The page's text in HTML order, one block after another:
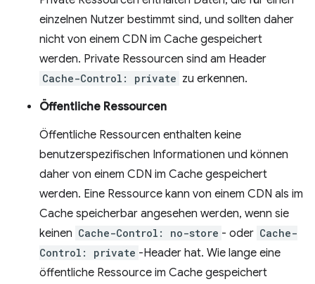
einzelnen Nutzer bestimmt sind, und sollten daher
nicht von einem CDN im Cache gespeichert
werden. Private Ressourcen sind am Header
Cache-Control: private zu erkennen.
Öffentliche Ressourcen
Öffentliche Ressourcen enthalten keine
benutzerspezifischen Informationen und können
daher von einem CDN im Cache gespeichert
werden. Eine Ressource kann von einem CDN als im
Cache speicherbar angesehen werden, wenn sie
keinen Cache-Control: no-store - oder Cache-
Control: private -Header hat. Wie lange eine
öffentliche Ressource im Cache gespeichert